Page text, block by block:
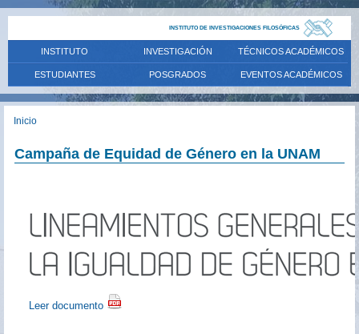
INSTITUTO DE INVESTIGACIONES FILOSÓFICAS
INSTITUTO INVESTIGACIÓN TÉCNICOS ACADÉMICOS
ESTUDIANTES POSGRADOS EVENTOS ACADÉMICOS
Inicio
Campaña de Equidad de Género en la UNAM
Leer documento